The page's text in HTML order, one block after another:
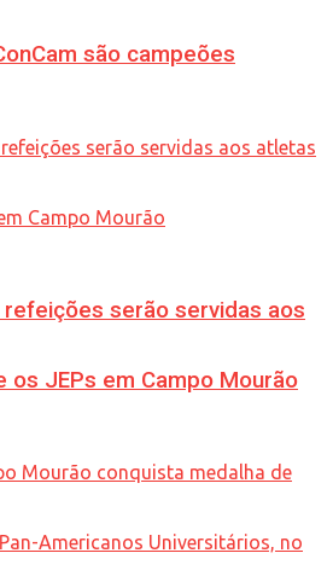
são campeões
serão servidas aos
os JEPs em Campo Mourão